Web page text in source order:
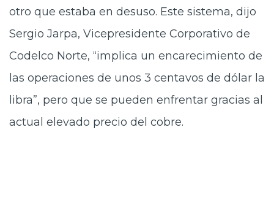
otro que estaba en desuso. Este sistema, dijo
Sergio Jarpa, Vicepresidente Corporativo de
Codelco Norte, “implica un encarecimiento de
las operaciones de unos 3 centavos de dólar la
libra”, pero que se pueden enfrentar gracias al
actual elevado precio del cobre.